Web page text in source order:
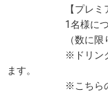
【プレミアム
1名様につき追加
（数に限りが
※ドリンク、お料
ます。
※こちらのプラン